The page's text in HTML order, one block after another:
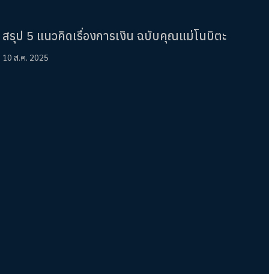
สรุป 5 แนวคิดเรื่องการเงิน ฉบับคุณแม่โนบิตะ
10 ส.ค. 2025